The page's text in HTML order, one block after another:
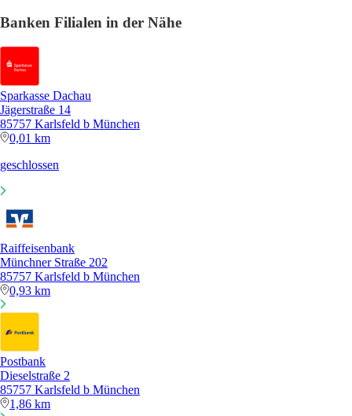
Banken Filialen in der Nähe
Sparkasse Dachau
Jägerstraße 14
85757 Karlsfeld b München
0,01 km
geschlossen
Raiffeisenbank
Münchner Straße 202
85757 Karlsfeld b München
0,93 km
Postbank
Dieselstraße 2
85757 Karlsfeld b München
1,86 km